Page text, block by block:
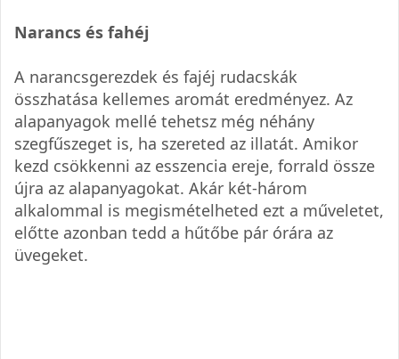
Narancs és fahéj
A narancsgerezdek és fajéj rudacskák
összhatása kellemes aromát eredményez. Az
alapanyagok mellé tehetsz még néhány
szegfűszeget is, ha szereted az illatát. Amikor
kezd csökkenni az esszencia ereje, forrald össze
újra az alapanyagokat. Akár két-három
alkalommal is megismételheted ezt a műveletet,
előtte azonban tedd a hűtőbe pár órára az
üvegeket.